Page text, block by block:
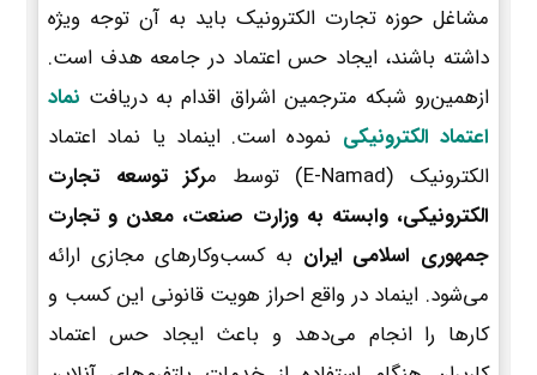
مشاغل حوزه تجارت الکترونیک باید به آن توجه ویژه
داشته باشند، ایجاد حس اعتماد در جامعه هدف است.
ازهمین‌رو شبکه مترجمین اشراق اقدام به دریافت نماد
اعتماد الکترونیکی نموده است. اینماد یا نماد اعتماد
الکترونیک (E-Namad) توسط م
رکز توسعه تجارت
الکترونیکی، وابسته به وزارت صنعت، معدن و تجارت
جمهوری اسلامی ایران به کسب‌وکارهای مجازی ارائه
می‌شود. اینماد در واقع احراز هویت قانونی این کسب و
کارها را انجام می‌دهد و باعث ایجاد حس اعتماد